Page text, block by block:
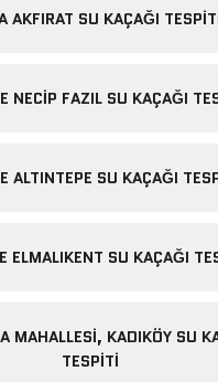
AKFIRAT SU KAÇAĞI
NECIP FAZIL SU KAÇAĞI
ALTINTEPE SU KAÇAĞI
ELMALIKENT SU KAÇAĞI
MAHALLESI, KADIKÖY SU
TESPITI